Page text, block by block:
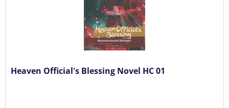
Heaven Official's Blessing Novel HC 01